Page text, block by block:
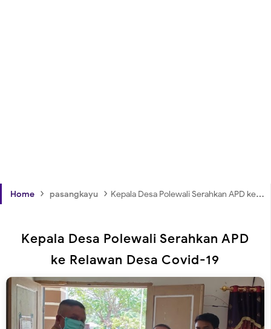
Home › pasangkayu › Kepala Desa Polewali Serahkan APD ke Relawan Desa Covid-19
Kepala Desa Polewali Serahkan APD
ke Relawan Desa Covid-19